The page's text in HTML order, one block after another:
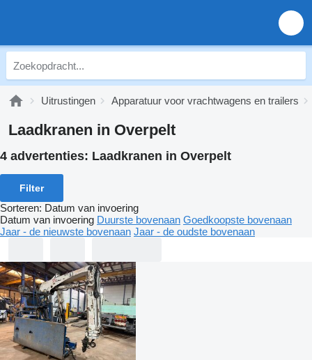
Uitrustingen Apparatuur voor vrachtwagens en trailers
Laadkranen in Overpelt
4 advertenties: Laadkranen in Overpelt
Filter
Sorteren: Datum van invoering
Datum van invoering Duurste bovenaan Goedkoopste bovenaan
Jaar - de nieuwste bovenaan Jaar - de oudste bovenaan